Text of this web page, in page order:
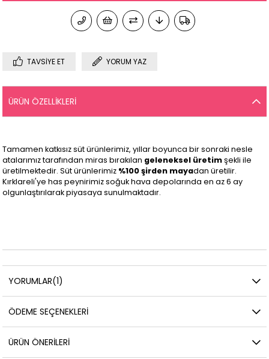
TAVSIYE ET YORUM YAZ
ÜRÜN ÖZELLIKLERI
Tamamen katkısız süt ürünlerimiz, yıllar boyunca bir sonraki nesle
atalarımız tarafından miras bırakılan geleneksel üretimşekli ile
üretilmektedir. Süt ürünlerimiz %100 şirden mayadan üretilir.
Kırklareli'ye has peynirimiz soğuk hava depolarında en az 6 ay
olgunlaştırılarak piyasaya sunulmaktadır.
YORUMLAR(1)
ÖDEME SEÇENEKLERI
ÜRÜN ÖNERILERI